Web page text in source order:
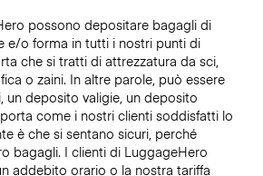
possono depositare bagagli di
e/o forma in tutti i nostri punti di
che si tratti di attrezzatura da sci,
o zaini. In altre parole, può essere
un deposito valigie, un deposito
come i nostri clienti soddisfatti lo
è che si sentano sicuri, perché
bagagli. I clienti di LuggageHero
addebito orario o la nostra tariffa